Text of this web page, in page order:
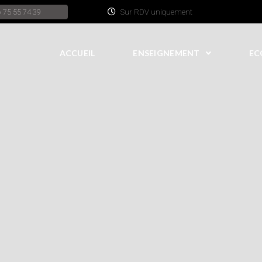
75 55 74 39 Sur RDV uniquement
ACCUEIL ENSEIGNEMENT